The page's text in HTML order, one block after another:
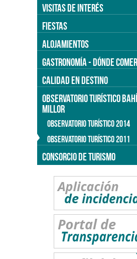
VISITAS DE INTERÉS
FIESTAS
ALOJAMIENTOS
GASTRONOMÍA - DÓNDE COMER
CALIDAD EN DESTINO
OBSERVATORIO TURÍSTICO
MILLOR
OBSERVATORIO TURÍSTICO 2014
OBSERVATORIO TURÍSTICO 2011
CONSORCIO DE TURISMO